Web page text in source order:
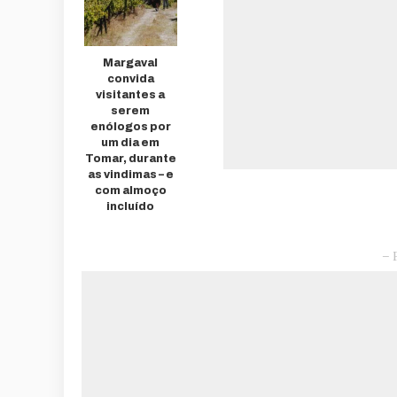
Margaval
convida
visitantes a
serem
enólogos por
um dia em
Tomar, durante
as vindimas – e
com almoço
incluído
–